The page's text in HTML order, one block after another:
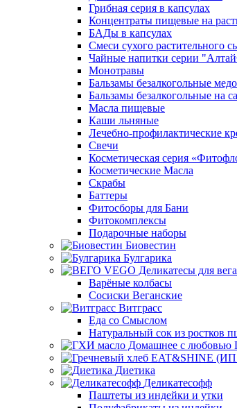
Грибная серия в капсулах
Концентраты пищевые на
БАДы в капсулах
Смеси сухого растительного
Чайные напитки серии
Монотравы
Бальзамы безалкогольные
Бальзамы безалкогольные на
Масла пищевые
Каши льняные
Лечебно-профилактические
Свечи
Косметическая серия
Косметические Масла
Скрабы
Баттеры
Фитосборы для Бани
Фитокомплексы
Подарочные наборы
Биовестин
Булгарика
Варёные колбасы
Сосиски Веганские
Витграсс
Еда со Смыслом
Натуральный сок из ростков
Диетика
Деликатесофф
Паштеты из индейки и утки